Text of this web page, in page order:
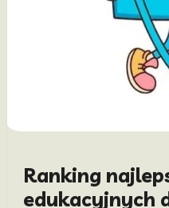
Ranking
edukacyjnych